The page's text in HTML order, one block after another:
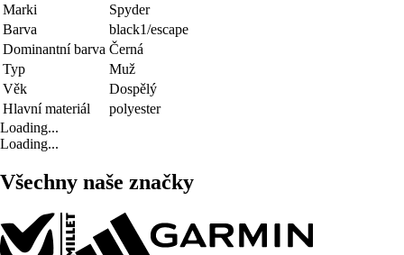
Marki
Spyder
Barva
black1/escape
Dominantní barva Černá
Typ
Muž
Věk
Dospělý
Hlavní materiál
polyester
Loading...
Loading...
Všechny naše značky